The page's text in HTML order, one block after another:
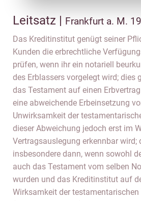
Leitsatz | Frankfurt a. M.
Das Kreditinstitut genügt seiner
Kunden die erbrechtliche
prüfen, wenn ihr ein notariell
des Erblassers vorgelegt wird; dies
das Testament auf einen
eine abweichende Erbeinsetzung
Unwirksamkeit der
dieser Abweichung jedoch erst im
Vertragsauslegung erkennbar wird;
insbesondere dann, wenn sowohl
auch das Testament vom selben
wurden und das Kreditinstitut auf
Wirksamkeit der